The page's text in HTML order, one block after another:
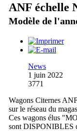
ANF échelle
Modèle de
News
1 juin 2022
3771
Wagons Citernes
sur le réseau du
Ces wagons élus
sont DISPONIBLES